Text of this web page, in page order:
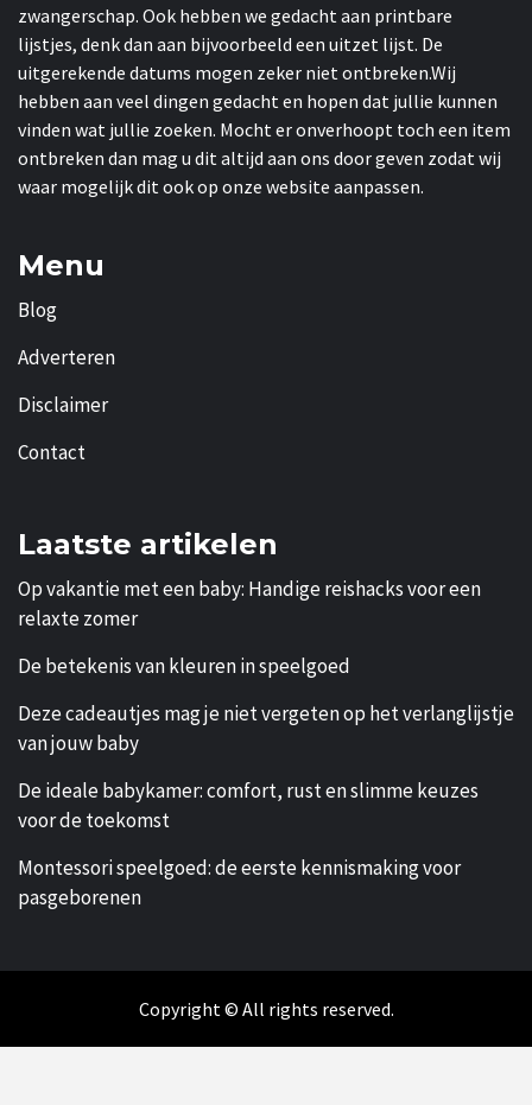
zwangerschap. Ook hebben we gedacht aan printbare
lijstjes, denk dan aan bijvoorbeeld een uitzet lijst. De
uitgerekende datums mogen zeker niet ontbreken.Wij
hebben aan veel dingen gedacht en hopen dat jullie kunnen
vinden wat jullie zoeken. Mocht er onverhoopt toch een item
ontbreken dan mag u dit altijd aan ons door geven zodat wij
waar mogelijk dit ook op onze website aanpassen.
Menu
Blog
Adverteren
Disclaimer
Contact
Laatste artikelen
Op vakantie met een baby: Handige reishacks voor een
relaxte zomer
De betekenis van kleuren in speelgoed
Deze cadeautjes mag je niet vergeten op het verlanglijstje
van jouw baby
De ideale babykamer: comfort, rust en slimme keuzes
voor de toekomst
Montessori speelgoed: de eerste kennismaking voor
pasgeborenen
Copyright © All rights reserved.